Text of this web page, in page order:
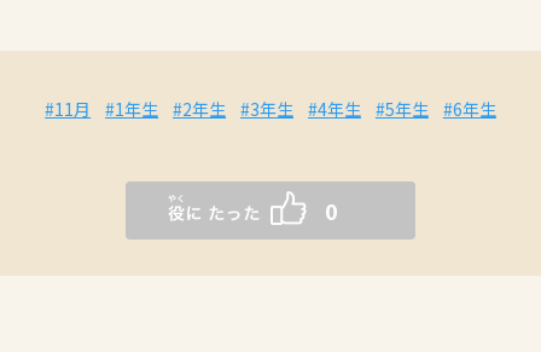
#11月 #1年生 #2年生 #3年生 #4年生 #5年生 #6年生
0